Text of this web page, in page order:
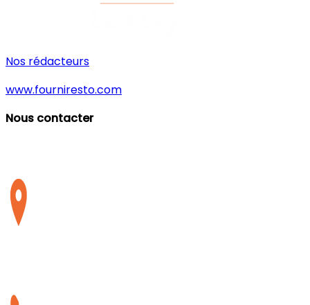
Nos rédacteurs
www.fourniresto.com
Nous contacter